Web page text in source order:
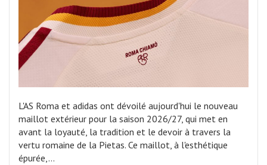
L'AS Roma et adidas ont dévoilé aujourd'hui le nouveau
maillot extérieur pour la saison 2026/27, qui met en
avant la loyauté, la tradition et le devoir à travers la
vertu romaine de la Pietas. Ce maillot, à l'esthétique
épurée,…